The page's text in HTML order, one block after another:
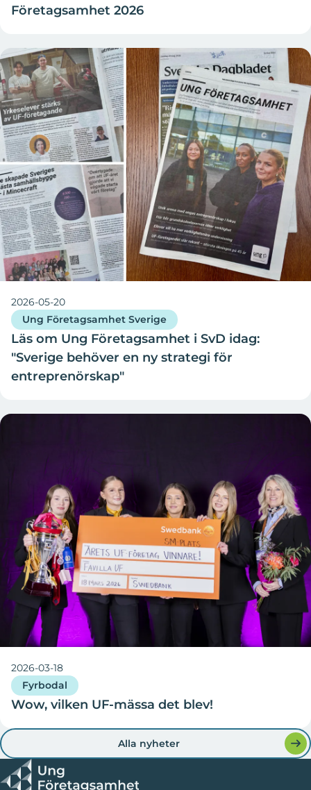
Företagsamhet 2026
2026-05-20
Ung Företagsamhet Sverige
Läs om Ung Företagsamhet i SvD idag:
"Sverige behöver en ny strategi för
entreprenörskap"
2026-03-18
Fyrbodal
Wow, vilken UF-mässa det blev!
Alla nyheter